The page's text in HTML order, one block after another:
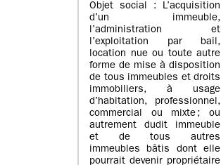
Objet social : L’acquisition
d’un immeuble,
l’administration et
l’exploitation par bail,
location nue ou toute autre
forme de mise à disposition
de tous immeubles et droits
immobiliers, à usage
d’habitation, professionnel,
commercial ou mixte ; ou
autrement dudit immeuble
et de tous autres
immeubles bâtis dont elle
pourrait devenir propriétaire